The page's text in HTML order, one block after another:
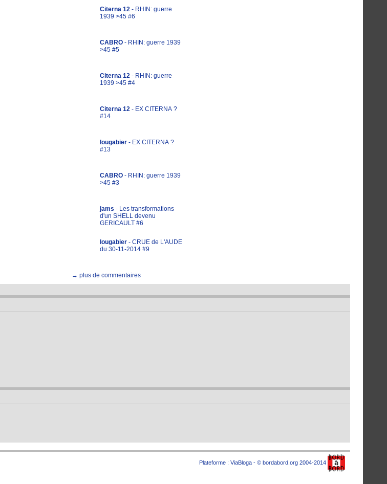
Citerna 12 - RHIN: guerre
1939 >45 #6
CABRO - RHIN: guerre 1939
>45 #5
Citerna 12 - RHIN: guerre
1939 >45 #4
Citerna 12 - EX CITERNA ?
#14
lougabier - EX CITERNA ?
#13
CABRO - RHIN: guerre 1939
>45 #3
jams - Les transformations
d'un SHELL devenu
GERICAULT #6
lougabier - CRUE de L'AUDE
du 30-11-2014 #9
→ plus de commentaires
Plateforme : ViaBloga - © bordabord.org 2004-2014